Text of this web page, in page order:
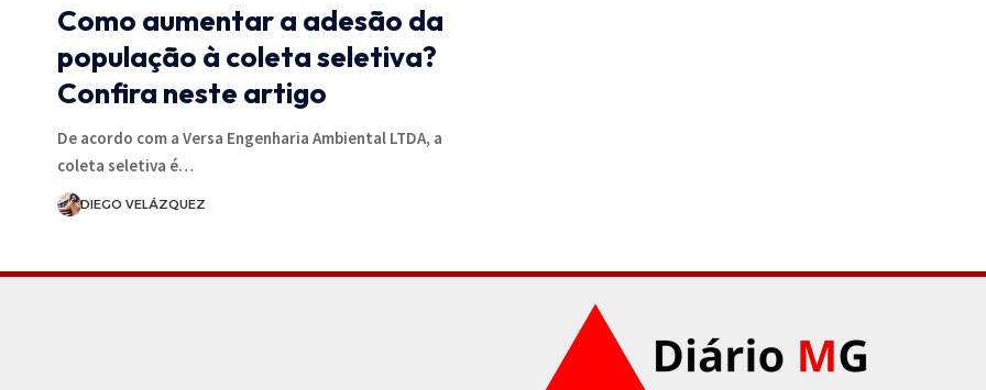
Como aumentar a adesão da
população à coleta seletiva?
Confira neste artigo
De acordo com a Versa Engenharia Ambiental LTDA, a
coleta seletiva é…
DIEGO VELÁZQUEZ